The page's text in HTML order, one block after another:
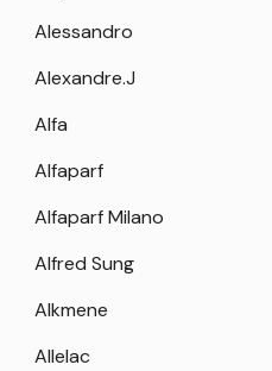
Alessandro
Alexandre.J
Alfa
Alfaparf
Alfaparf Milano
Alfred Sung
Alkmene
Allelac